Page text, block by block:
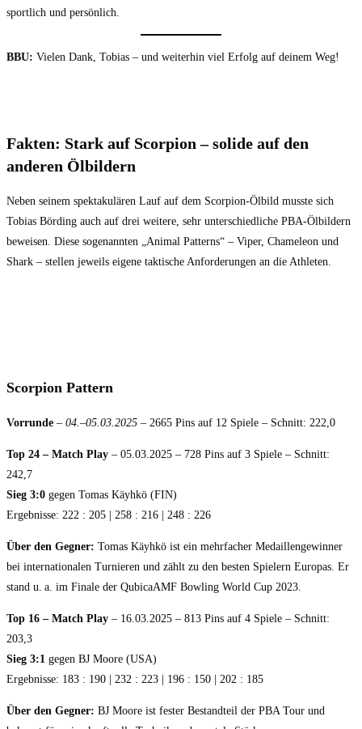
sportlich und persönlich.
BBU: Vielen Dank, Tobias – und weiterhin viel Erfolg auf deinem Weg!
Fakten: Stark auf Scorpion – solide auf den
anderen Ölbildern
Neben seinem spektakulären Lauf auf dem Scorpion-Ölbild musste sich
Tobias Börding auch auf drei weitere, sehr unterschiedliche PBA-Ölbildern
beweisen. Diese sogenannten „Animal Patterns“ – Viper, Chameleon und
Shark – stellen jeweils eigene taktische Anforderungen an die Athleten.
Scorpion Pattern
Vorrunde – 04.–05.03.2025 – 2665 Pins auf 12 Spiele – Schnitt: 222,0
Top 24 – Match Play – 05.03.2025 – 728 Pins auf 3 Spiele – Schnitt:
242,7
Sieg 3:0 gegen Tomas Käyhkö (FIN)
Ergebnisse: 222 : 205 | 258 : 216 | 248 : 226
Über den Gegner: Tomas Käyhkö ist ein mehrfacher Medaillengewinner
bei internationalen Turnieren und zählt zu den besten Spielern Europas. Er
stand u. a. im Finale der QubicaAMF Bowling World Cup 2023.
Top 16 – Match Play – 16.03.2025 – 813 Pins auf 4 Spiele – Schnitt:
203,3
Sieg 3:1 gegen BJ Moore (USA)
Ergebnisse: 183 : 190 | 232 : 223 | 196 : 150 | 202 : 185
Über den Gegner: BJ Moore ist fester Bestandteil der PBA Tour und